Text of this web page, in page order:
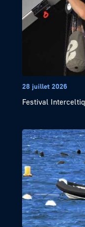
28 juillet 2026
Festival